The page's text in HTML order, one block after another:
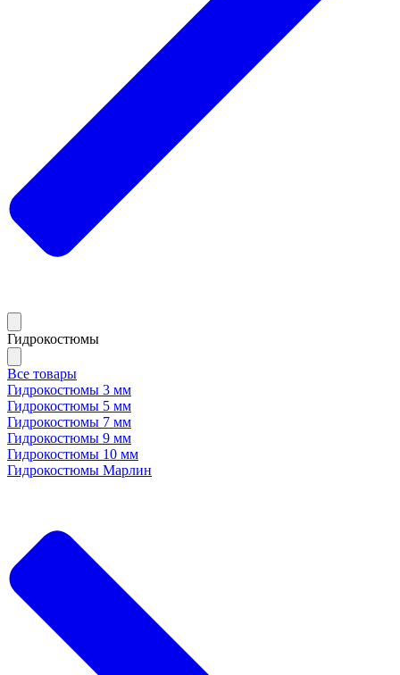
Гидрокостюмы
Все товары
Гидрокостюмы 3 мм
Гидрокостюмы 5 мм
Гидрокостюмы 7 мм
Гидрокостюмы 9 мм
Гидрокостюмы 10 мм
Гидрокостюмы Марлин